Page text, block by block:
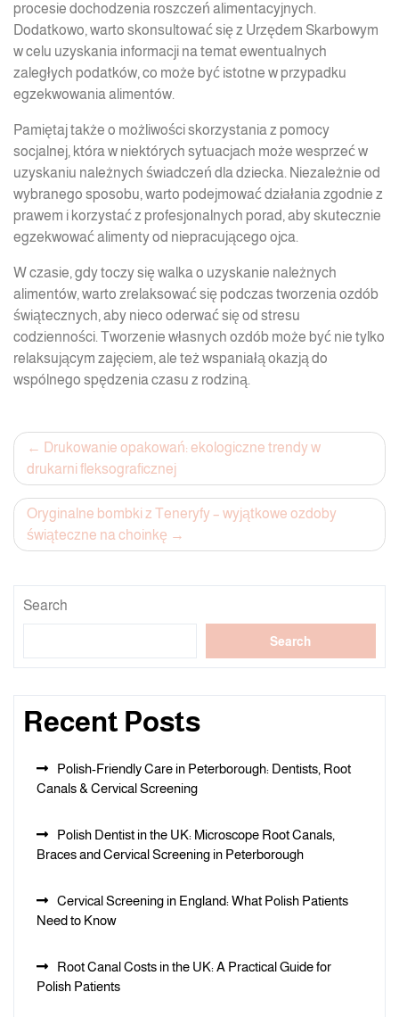
procesie dochodzenia roszczeń alimentacyjnych.
Dodatkowo, warto skonsultować się z Urzędem Skarbowym
w celu uzyskania informacji na temat ewentualnych
zaległych podatków, co może być istotne w przypadku
egzekwowania alimentów.
Pamiętaj także o możliwości skorzystania z pomocy
socjalnej, która w niektórych sytuacjach może wesprzeć w
uzyskaniu należnych świadczeń dla dziecka. Niezależnie od
wybranego sposobu, warto podejmować działania zgodnie z
prawem i korzystać z profesjonalnych porad, aby skutecznie
egzekwować alimenty od niepracującego ojca.
W czasie, gdy toczy się walka o uzyskanie należnych
alimentów, warto zrelaksować się podczas tworzenia ozdób
świątecznych, aby nieco oderwać się od stresu
codzienności. Tworzenie własnych ozdób może być nie tylko
relaksującym zajęciem, ale też wspaniałą okazją do
wspólnego spędzenia czasu z rodziną.
Post
navigation
Drukowanie opakowań: ekologiczne trendy w
drukarni fleksograficznej
Oryginalne bombki z Teneryfy – wyjątkowe ozdoby
świąteczne na choinkę
Search
Search
Recent Posts
Polish-Friendly Care in Peterborough: Dentists, Root
Canals & Cervical Screening
Polish Dentist in the UK: Microscope Root Canals,
Braces and Cervical Screening in Peterborough
Cervical Screening in England: What Polish Patients
Need to Know
Root Canal Costs in the UK: A Practical Guide for
Polish Patients